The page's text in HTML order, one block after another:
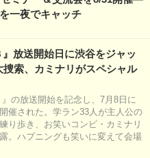
一夜でキャッチ
放送開始日に渋谷をジャッ
捜索、カミナリがスペシャル
の放送開始を記念し、7月8日に
催された。学ラン33人が主人公の
り歩き、お笑いコンビ・カミナリ
。ハプニングも笑いに変えて会場